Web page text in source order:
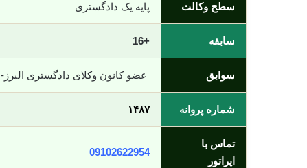
سطح وکالت پایه یک دادگستری
سابقه +16
سوابق عضو کانون وکلای دادگستری البرز-
شماره پروانه ۱۴۸۷
تماس با
اپراتور
09102622954